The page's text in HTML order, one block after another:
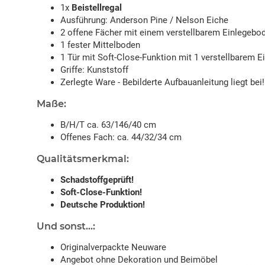
1x Beistellregal
Ausführung: Anderson Pine / Nelson Eiche
2 offene Fächer mit einem verstellbarem
1 fester Mittelboden
1 Tür mit Soft-Close-Funktion mit 1 verstellbarem
Griffe: Kunststoff
Zerlegte Ware - Bebilderte Aufbauanleitung liegt bei!
Maße:
B/H/T ca. 63/146/40 cm
Offenes Fach: ca. 44/32/34 cm
Qualitätsmerkmal:
Schadstoffgeprüft!
Soft-Close-Funktion!
Deutsche Produktion!
Und sonst...:
Originalverpackte Neuware
Angebot ohne Dekoration und Beimöbel